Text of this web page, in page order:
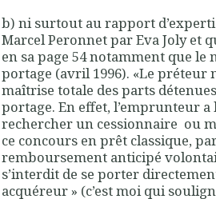
b) ni surtout au rapport
Marcel Peronnet par Eva Joly et
en sa page 54 notamment que le
portage (avril 1996). «Le préteur
maîtrise totale des parts
portage. En effet, l’emprunteur a
rechercher un cessionnaire ou
ce concours en prêt classique,
remboursement anticipé
s’interdit de se porter
acquéreur » (c’est moi qui